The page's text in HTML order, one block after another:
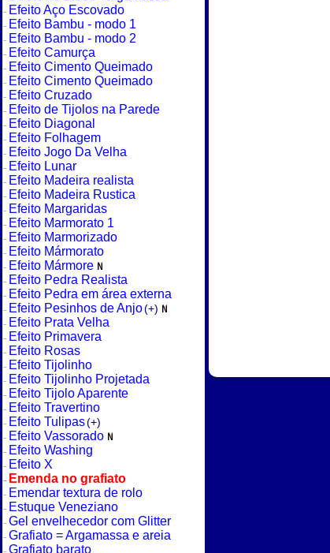
Efeito Aço Escovado
Efeito Bambu - modo 1
Efeito Bambu - modo 2
Efeito Camurça
Efeito Cimento Queimado
Efeito Cimento Queimado
Efeito Cruzado
Efeito de Tijolos na Parede
Efeito Diagonal
Efeito Folhagem
Efeito Jogo Da Velha
Efeito Lunar
Efeito Madeira realista
Efeito Madeira Rustica
Efeito Margaridas
Efeito Marmorato 1
Efeito Marmorizado
Efeito Mármorato
Efeito Mármore
Efeito Pedra Realista
Efeito Pedra em área externa
Efeito Pesinhos de Anjo(+)
Efeito Prata Velha
Efeito Primavera
Efeito Rosas
Efeito Tijolinho
Efeito Tijolinho Projetada
Efeito Tijolo Aparente
Efeito Travertino
Efeito Tulipas(+)
Efeito Vassorado
Efeito Washing
Efeito X
Emenda no grafiato
Emendar textura de rolo
Estuque Veneziano
Gel envelhecedor com Glitter
Grafiato = Argamassa e areia
Grafiato barato